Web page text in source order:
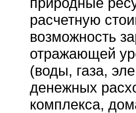
расчетную
возможность
отражающей
(воды, газа,
денежных
комплекса,